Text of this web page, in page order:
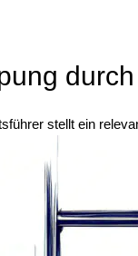
stellt ein